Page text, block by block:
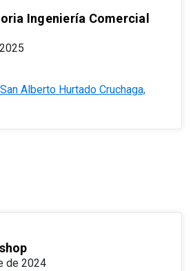
Ingeniería Comercial
Alberto Hurtado Cruchaga,
de 2024